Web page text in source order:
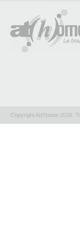
Copyright At(h)ome 2026.